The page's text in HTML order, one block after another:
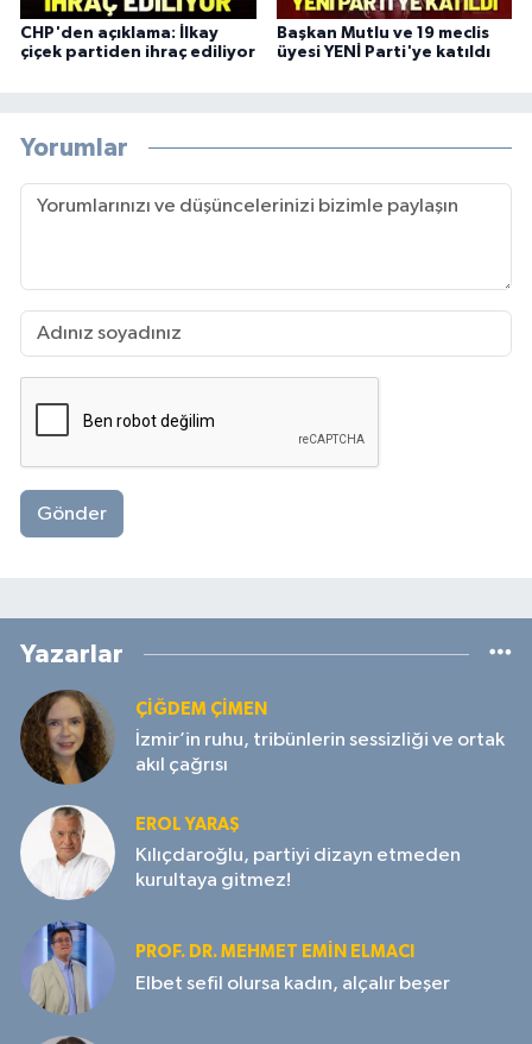
CHP'den açıklama: İlkay
çiçek partiden ihraç ediliyor
Başkan Mutlu ve 19 meclis
üyesi YENİ Parti'ye katıldı
Yorumlar
Gönder
Yazarlar
ÇIĞDEM ÇIMEN
İzmir’in ruhu, tribünlerin sessizliği ve ortak
akıl çağrısı
EROL YARAŞ
Kılıçdaroğlu, partiyi dizayn etmeden
kurultaya gitmez!
PROF. DR. MEHMET EMIN ELMACI
Elbet sefil olursa kadın, alçalır beşer